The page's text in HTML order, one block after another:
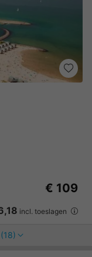
€ 109
incl. toeslagen